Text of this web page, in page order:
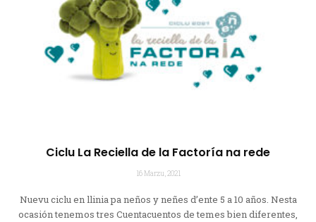
Ciclu La Reciella de la Factoría na rede
16 Marzu, 2021
Nuevu ciclu en llinia pa neños y neñes d’ente 5 a 10 años. Nesta
ocasión tenemos tres Cuentacuentos de temes bien diferentes,